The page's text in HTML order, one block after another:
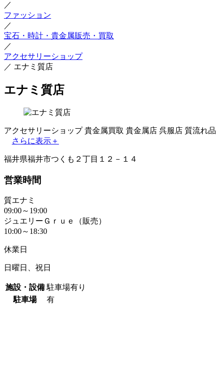
／
ファッション
／
宝石・時計・貴金属販売・買取
／
アクセサリーショップ
／ エナミ質店
エナミ質店
アクセサリーショップ 貴金属買取 貴金属店 呉服店 質流れ品
さらに表示＋
福井県福井市つくも２丁目１２－１４
営業時間
質エナミ
09:00～19:00
ジュエリーＧｒｕｅ（販売）
10:00～18:30
休業日
日曜日、祝日
施設・設備 駐車場有り
駐車場
有